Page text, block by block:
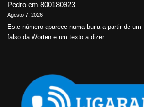
Pedro em 800180923
Agosto 7, 2026
Este número aparece numa burla a partir de
falso da Worten e um texto a dizer…